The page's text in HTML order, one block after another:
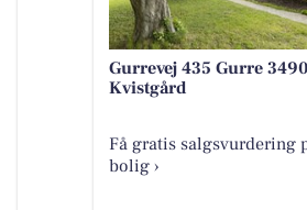
Gurrevej 435 Gurre 3490
Kvistgård
Få gratis salgsvurdering
bolig ›